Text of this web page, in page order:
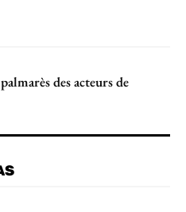
des acteurs de